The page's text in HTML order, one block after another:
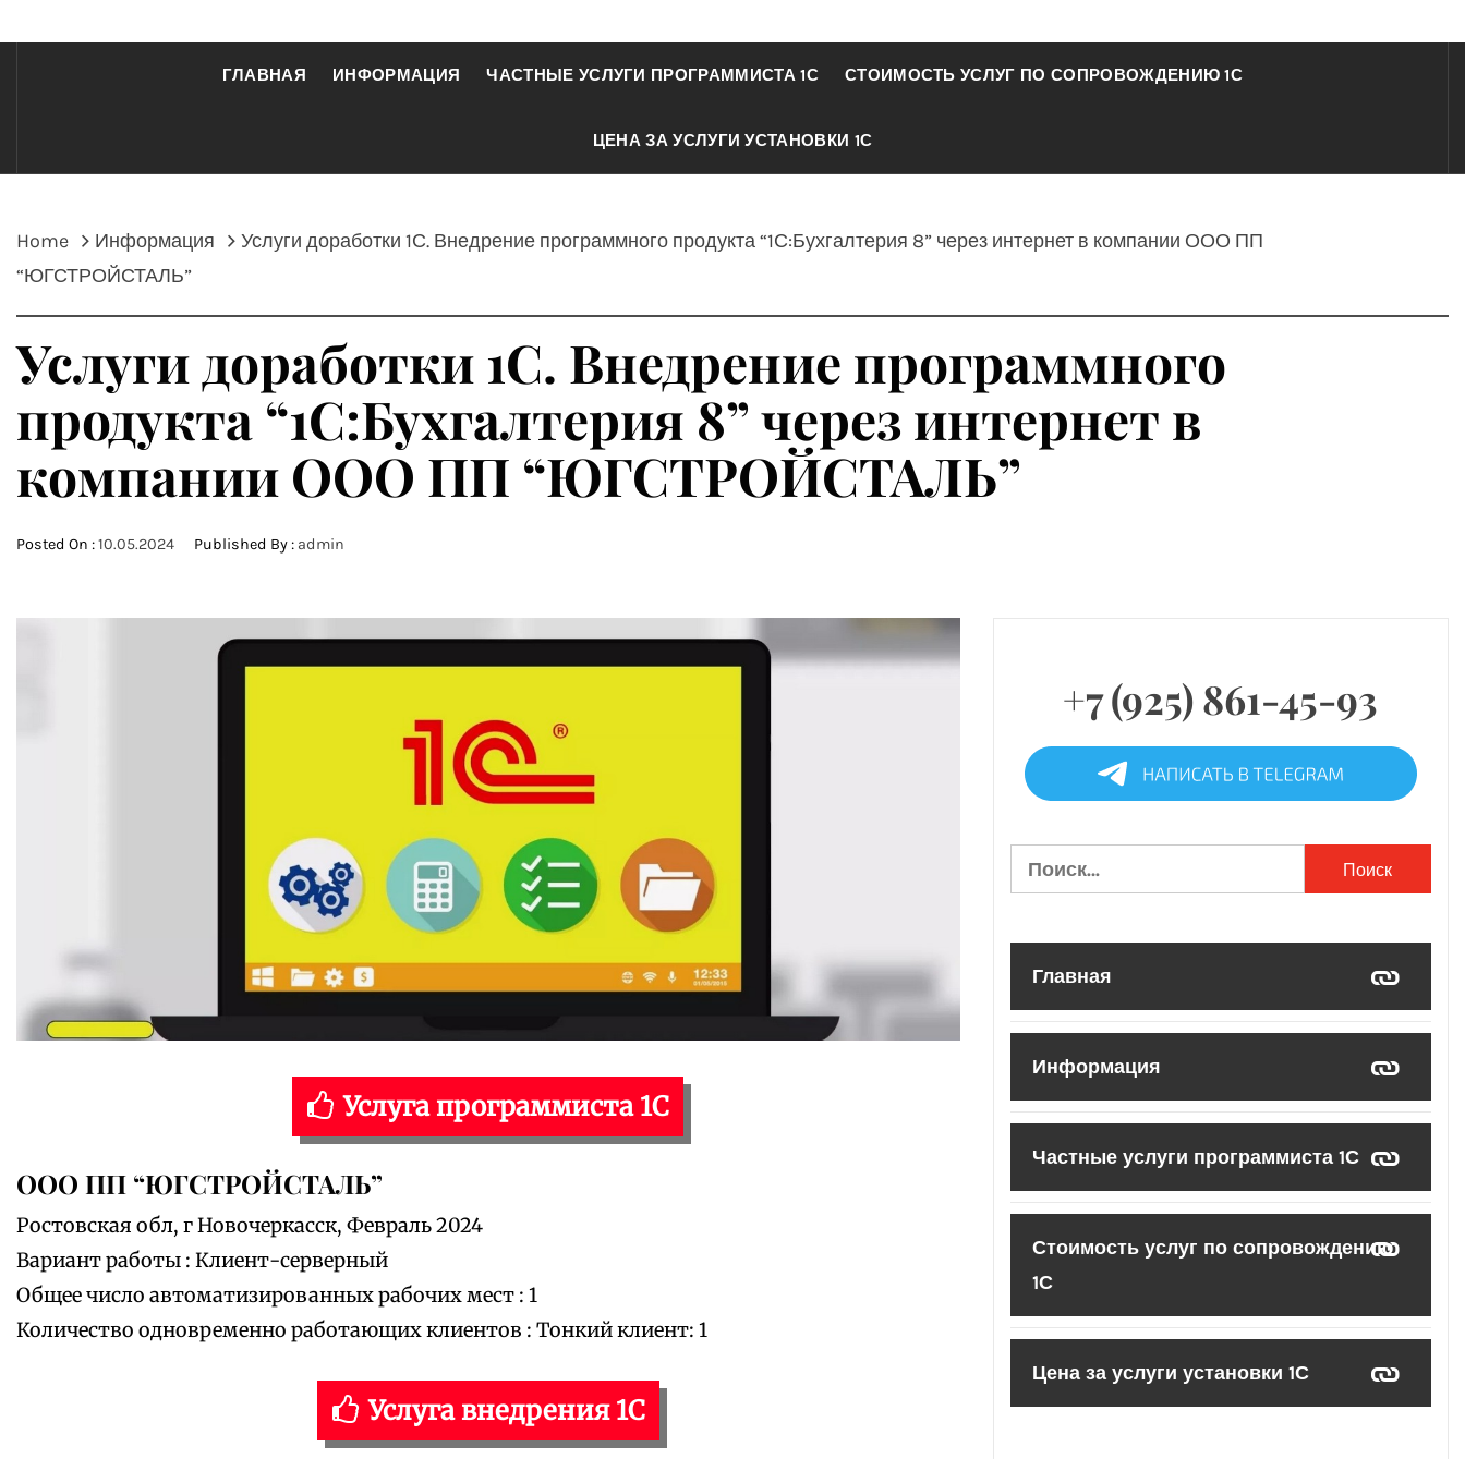
ГЛАВНАЯ ИНФОРМАЦИЯ ЧАСТНЫЕ УСЛУГИ ПРОГРАММИСТА 1С СТОИМОСТЬ УСЛУГ ПО СОПРОВОЖДЕНИЮ 1С
ЦЕНА ЗА УСЛУГИ УСТАНОВКИ 1С
Home Информация
Услуги доработки 1С. Внедрение программного продукта “1С:Бухгалтерия 8” через интернет в компании ООО ПП
“ЮГСТРОЙСТАЛЬ”
Услуги доработки 1С. Внедрение программного
продукта “1С:Бухгалтерия 8” через интернет в
компании ООО ПП “ЮГСТРОЙСТАЛЬ”
Posted On :10.05.2024 Published By : admin
Услуга программиста 1С
ООО ПП “ЮГСТРОЙСТАЛЬ”
Ростовская обл, г Новочеркасск, Февраль 2024
Вариант работы : Клиент-серверный
Общее число автоматизированных рабочих мест : 1
Количество одновременно работающих клиентов : Тонкий клиент: 1
Услуга внедрения 1С
+7 (925) 861-45-93
Найти:
Главная
Информация
Частные услуги программиста 1С
Стоимость услуг по сопровождению
1С
Цена за услуги установки 1С